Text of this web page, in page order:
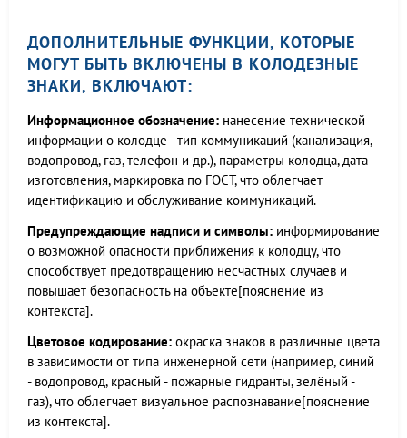
ДОПОЛНИТЕЛЬНЫЕ ФУНКЦИИ, КОТОРЫЕ
МОГУТ БЫТЬ ВКЛЮЧЕНЫ В КОЛОДЕЗНЫЕ
ЗНАКИ, ВКЛЮЧАЮТ:
Информационное обозначение: нанесение технической
информации о колодце - тип коммуникаций (канализация,
водопровод, газ, телефон и др.), параметры колодца, дата
изготовления, маркировка по ГОСТ, что облегчает
идентификацию и обслуживание коммуникаций.
Предупреждающие надписи и символы: информирование
о возможной опасности приближения к колодцу, что
способствует предотвращению несчастных случаев и
повышает безопасность на объекте[пояснение из
контекста].
Цветовое кодирование: окраска знаков в различные цвета
в зависимости от типа инженерной сети (например, синий
- водопровод, красный - пожарные гидранты, зелёный -
газ), что облегчает визуальное распознавание[пояснение
из контекста].